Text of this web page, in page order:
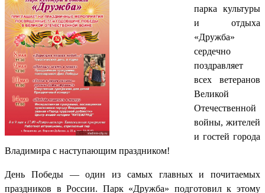
парка культуры
и отдыха
«Дружба»
сердечно
поздравляет
всех ветеранов
Великой
Отечественной
войны, жителей
и гостей города
Владимира с наступающим праздником!
День Победы — один из самых главных и почитаемых
праздников в России. Парк «Дружба» подготовил к этому